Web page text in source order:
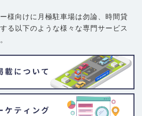
様向けに月極駐車場は勿論、 時間貸
る以下のような様々な専門サービス